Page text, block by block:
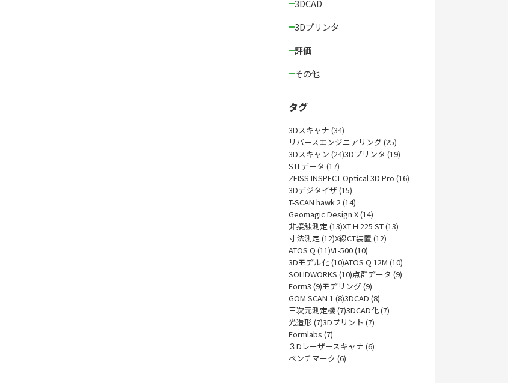
3DCAD
3Dプリンタ
評価
その他
タグ
3Dスキャナ (34)
リバースエンジニアリング (25)
3Dスキャン (24)3Dプリンタ (19)
STLデータ (17)
ZEISS INSPECT Optical 3D Pro (16)
3Dデジタイザ (15)
T-SCAN hawk 2 (14)
Geomagic Design X (14)
非接触測定 (13)XT H 225 ST (13)
寸法測定 (12)X線CT装置 (12)
ATOS Q (11)VL-500 (10)
3Dモデル化 (10)ATOS Q 12M (10)
SOLIDWORKS (10)点群データ (9)
Form3 (9)モデリング (9)
GOM SCAN 1 (8)3DCAD (8)
三次元測定機 (7)3DCAD化 (7)
光造形 (7)3Dプリント (7)
Formlabs (7)
３Dレーザースキャナ (6)
ベンチマーク (6)